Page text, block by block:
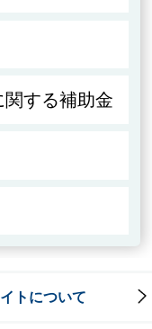
する補助金
トについて